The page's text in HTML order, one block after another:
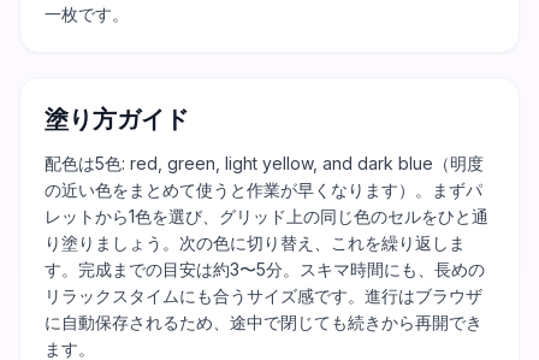
一枚です。
塗り方ガイド
配色は5色: red, green, light yellow, and dark blue（明度
の近い色をまとめて使うと作業が早くなります）。まずパ
レットから1色を選び、グリッド上の同じ色のセルをひと通
り塗りましょう。次の色に切り替え、これを繰り返しま
す。完成までの目安は約3〜5分。スキマ時間にも、長めの
リラックスタイムにも合うサイズ感です。進行はブラウザ
に自動保存されるため、途中で閉じても続きから再開でき
ます。